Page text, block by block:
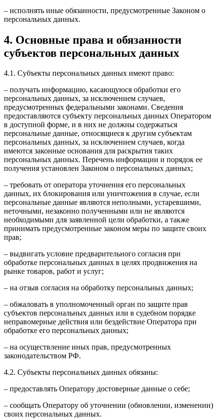
– исполнять иные обязанности, предусмотренные Законом о
персональных данных.
4. Основные права и обязанности
субъектов персональных данных
4.1. Субъекты персональных данных имеют право:
– получать информацию, касающуюся обработки его
персональных данных, за исключением случаев,
предусмотренных федеральными законами. Сведения
предоставляются субъекту персональных данных Оператором
в доступной форме, и в них не должны содержаться
персональные данные, относящиеся к другим субъектам
персональных данных, за исключением случаев, когда
имеются законные основания для раскрытия таких
персональных данных. Перечень информации и порядок ее
получения установлен Законом о персональных данных;
– требовать от оператора уточнения его персональных
данных, их блокирования или уничтожения в случае, если
персональные данные являются неполными, устаревшими,
неточными, незаконно полученными или не являются
необходимыми для заявленной цели обработки, а также
принимать предусмотренные законом меры по защите своих
прав;
– выдвигать условие предварительного согласия при
обработке персональных данных в целях продвижения на
рынке товаров, работ и услуг;
– на отзыв согласия на обработку персональных данных;
– обжаловать в уполномоченный орган по защите прав
субъектов персональных данных или в судебном порядке
неправомерные действия или бездействие Оператора при
обработке его персональных данных;
– на осуществление иных прав, предусмотренных
законодательством РФ.
4.2. Субъекты персональных данных обязаны:
– предоставлять Оператору достоверные данные о себе;
– сообщать Оператору об уточнении (обновлении, изменении)
своих персональных данных.